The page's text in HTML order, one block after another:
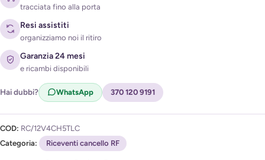
Acconsento al trattamento dei miei dati per ricevere
l'avviso di disponibilità (
Privacy Policy)
tracciata fino alla porta
Resi assistiti
organizziamo noi il ritiro
Garanzia 24 mesi
e ricambi disponibili
Hai dubbi? WhatsApp 370 120 9191
COD: RC/12V4CH5TLC
Categoria:
Riceventi cancello RF